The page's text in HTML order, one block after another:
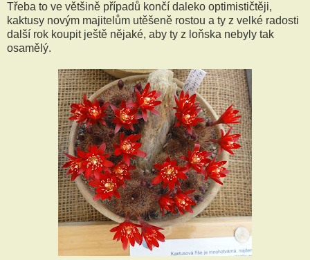
Třeba to ve většině případů končí daleko optimističtěji,
kaktusy novým majitelům utěšeně rostou a ty z velké radosti
další rok koupit ještě nějaké, aby ty z loňska nebyly tak
osamělý.